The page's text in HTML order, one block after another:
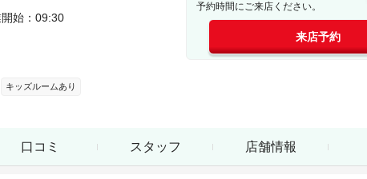
始 ： 09:30
キッズルームあり
予約時間にご来店ください。
来店予約
口コミ スタッフ 店舗情報